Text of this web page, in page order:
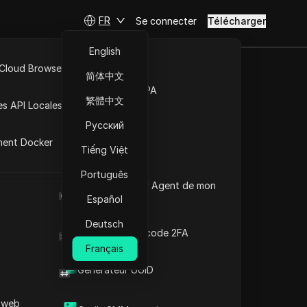
Marché de la RPA
Quel est le User Agent de mon
navigateur
Générateur de code 2FA
Générateur UUID
Browser MCP
API Locales
Docker
FR
English
简体中文
繁體中文
Русский
Tiếng Việt
Português
Español
Deutsch
Français
Se connecter Télécharger
savoir et
en
Poser des questions
Ouvrir dans ChatGPT
Poser des questions sur cette page
Ouvrir dans Claude
Poser des questions sur cette page